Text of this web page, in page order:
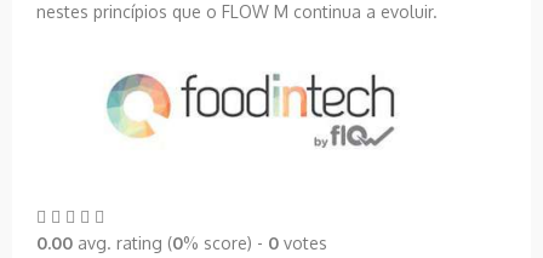
nestes princípios que o FLOW M continua a evoluir.
0.00 avg. rating (0% score) - 0 votes